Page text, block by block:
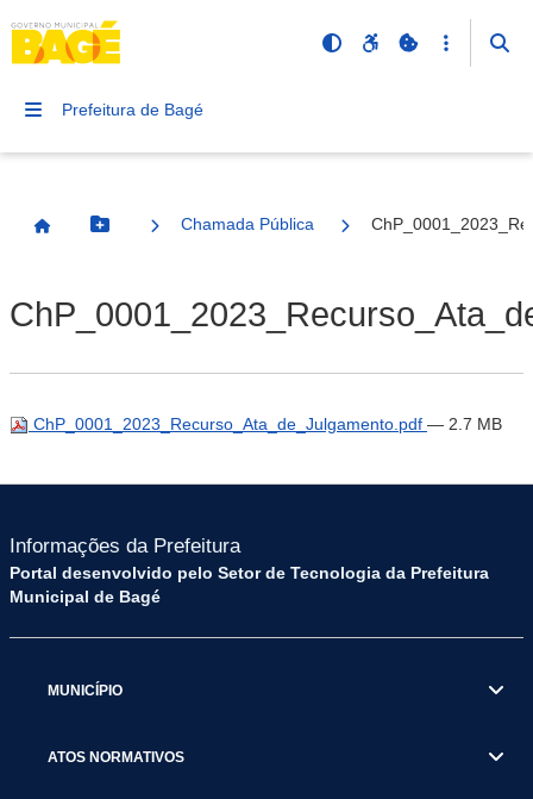
Prefeitura de Bagé
Página InicialBotão Menu
Chamada Pública
ChP_0001_2023_Recurso_Ata_de_Julgamento.pdf — 2.7 MB
Informações da Prefeitura
Portal desenvolvido pelo Setor de Tecnologia da Prefeitura
Municipal de Bagé
MUNICÍPIO
ATOS NORMATIVOS